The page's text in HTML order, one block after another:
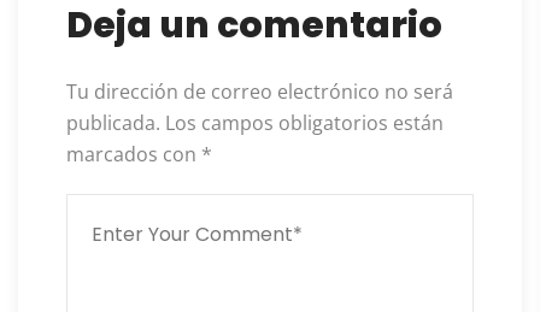
Deja un comentario
Tu dirección de correo electrónico no será
publicada. Los campos obligatorios están
marcados con *